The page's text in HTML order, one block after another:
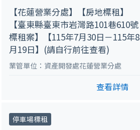
【花蓮營業分處】【房地標租】
【臺東縣臺東市岩灣路101巷610號
標租案】【115年7月30日－115年8
月19日】(請自行前往查看)
業管單位：資產開發處花蓮營業分處
查看詳情
停車場標租